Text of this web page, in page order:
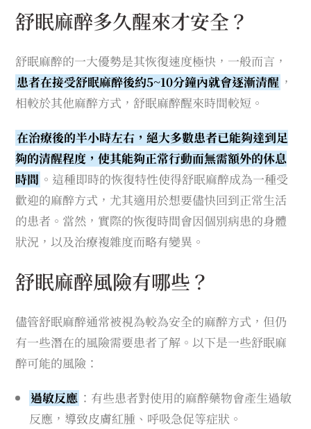
舒眠麻醉多久醒來才安全？
舒眠麻醉的一大優勢是其恢復速度極快，一般而言，
患者在接受舒眠麻醉後約5~10分鐘內就會逐漸清醒 ，
相較於其他麻醉方式，舒眠麻醉醒來時間較短。
在治療後的半小時左右，絕大多數患者已能夠達到足
夠的清醒程度，使其能夠正常行動而無需額外的休息
時間 。這種即時的恢復特性使得舒眠麻醉成為一種受
歡迎的麻醉方式，尤其適用於想要儘快回到正常生活
的患者。當然，實際的恢復時間會因個別病患的身體
狀況，以及治療複雜度而略有變異。
舒眠麻醉風險有哪些？
儘管舒眠麻醉通常被視為較為安全的麻醉方式，但仍
有一些潛在的風險需要患者了解。以下是一些舒眠麻
醉可能的風險：
過敏反應 ：有些患者對使用的麻醉藥物會產生過敏
反應，導致皮膚紅腫、呼吸急促等症狀。